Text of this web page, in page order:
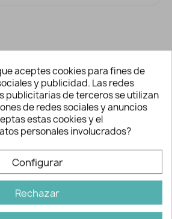
y detalles
Patrulla Canina
Caninatransparente
niños con estampación
Canina. Apertura manual.
de plástico.
aceptes cookies para fines de
y publicidad. Las redes
publicitarias de terceros se utilizan
de redes sociales y anuncios
estas cookies y el
personales involucrados?
Configurar
Rechazar